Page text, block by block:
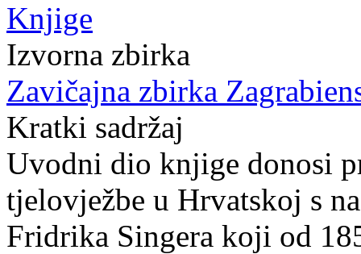
Knjige
Izvorna zbirka
Zavičajna zbirka
Kratki sadržaj
Uvodni dio knjige donosi
tjelovježbe u Hrvatskoj s
Fridrika Singera koji od